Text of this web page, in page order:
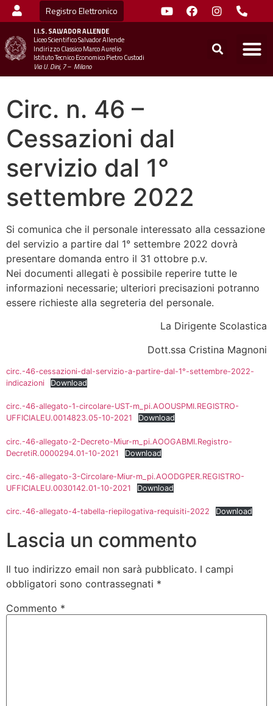
Registro Elettronico
I.I.S.SALVADOR ALLENDE
Liceo Scientifico Salvador Allende
Indirizzo Classico Marco Aurelio
Istituto Tecnico Economico Pietro Custodi
Via U. Dini, 7 – Milano
Circ. n. 46 –
Cessazioni dal
servizio dal 1°
settembre 2022
Si comunica che il personale interessato alla cessazione
del servizio a partire dal 1° settembre 2022 dovrà
presentare domanda entro il 31 ottobre p.v.
Nei documenti allegati è possibile reperire tutte le
informazioni necessarie; ulteriori precisazioni potranno
essere richieste alla segreteria del personale.
La Dirigente Scolastica
Dott.ssa Cristina Magnoni
circ.-46-cessazioni-dal-servizio-a-partire-dal-1°-settembre-2022-
indicazioni
Download
circ.-46-allegato-1-circolare-UST-m_pi.AOOUSPMI.REGISTRO-
UFFICIALEU.0014823.05-10-2021
Download
circ.-46-allegato-2-Decreto-Miur-m_pi.AOOGABMI.Registro-
DecretiR.0000294.01-10-2021
Download
circ.-46-allegato-3-Circolare-Miur-m_pi.AOODGPER.REGISTRO-
UFFICIALEU.0030142.01-10-2021
Download
circ.-46-allegato-4-tabella-riepilogativa-requisiti-2022 Download
Lascia un commento
Il tuo indirizzo email non sarà pubblicato. I campi
obbligatori sono contrassegnati *
Commento *